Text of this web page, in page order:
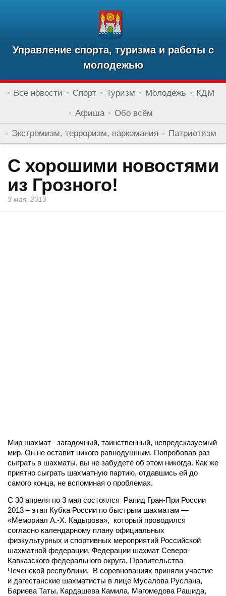
Управление спорта, туризма и работы с
молодежью
Все новости Спорт Туризм Молодежь КДМ
Афиша Обо всём
Экстремизм, терроризм, наркомания Патриотизм
С хорошими новостями
из Грозного!
3 мая, 2013
Мир шахмат– загадочный, таинственный, непредсказуемый
мир. Он не оставит никого равнодушным. Попробовав раз
сыграть в шахматы, вы не забудете об этом никогда. Как же
приятно сыграть шахматную партию, отдавшись ей до
самого конца, не вспоминая о проблемах.
С 30 апреля по 3 мая состоялся Рапид Гран-При России
2013 – этап Кубка России по быстрым шахматам —
«Мемориал А.-Х. Кадырова», который проводился
согласно календарному плану официальных
физкультурных и спортивных мероприятий Российской
шахматной федерации, Федерации шахмат Северо-
Кавказского федерального округа, Правительства
Чеченской республики. В соревнованиях приняли участие
и дагестанские шахматисты в лице Мусалова Руслана,
Бариева Таты, Кардашева Камила, Магомедова Рашида,